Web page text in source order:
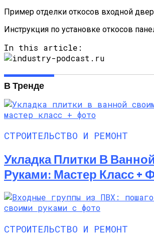
Пример отделки откосов входной
Инструкция по установке откосов
In this article:
В Тренде
СТРОИТЕЛЬСТВО И РЕМОНТ
Укладка Плитки В
Руками: Мастер Класс +
СТРОИТЕЛЬСТВО И РЕМОНТ